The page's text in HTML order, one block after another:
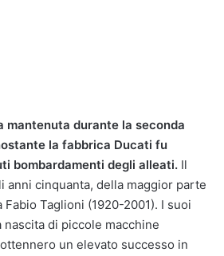
mantenuta durante la seconda
la fabbrica Ducati fu
bombardamenti degli alleati. Il
anni cinquanta, della maggior parte
Taglioni (1920-2001). I suoi
di piccole macchine
un elevato successo in